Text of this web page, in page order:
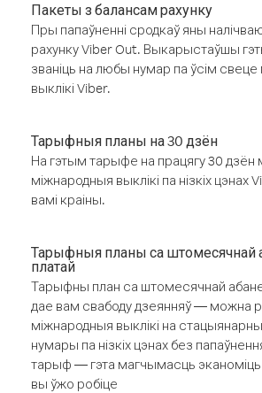
Пакеты з балансам рахунку
Пры папаўненні сродкаў яны
рахунку Viber Out. Выкарыстаўшы
званіць на любы нумар па ўсім свеце
выклікі Viber.
Тарыфныя планы на 30 дзён
На гэтым тарыфе на працягу 30 дзён
міжнародныя выклікі па нізкіх цэнах
вамі краіны.
Тарыфныя планы са штомесячнай
платай
Тарыфны план са штомесячнай
дае вам свабоду дзеянняў — можна
міжнародныя выклікі на
нумары па нізкіх цэнах без
тарыф — гэта магчымасць эканоміць
вы ўжо робіце